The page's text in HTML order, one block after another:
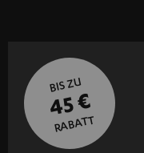
BIS ZU
45 €
RABATT